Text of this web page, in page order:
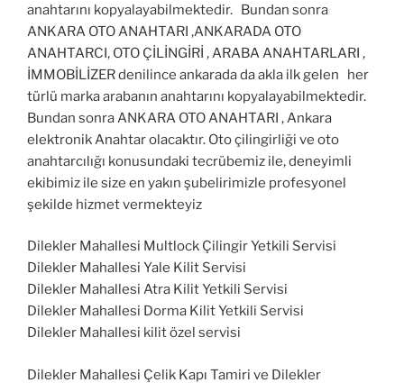
anahtarını kopyalayabilmektedir. Bundan sonra
ANKARA OTO ANAHTARI ,ANKARADA OTO
ANAHTARCI, OTO ÇİLİNGİRİ , ARABA ANAHTARLARI ,
İMMOBİLİZER denilince ankarada da akla ilk gelen her
türlü marka arabanın anahtarını kopyalayabilmektedir.
Bundan sonra ANKARA OTO ANAHTARI , Ankara
elektronik Anahtar olacaktır. Oto çilingirliği ve oto
anahtarcılığı konusundaki tecrübemiz ile, deneyimli
ekibimiz ile size en yakın şubelirimizle profesyonel
şekilde hizmet vermekteyiz
Dilekler Mahallesi Multlock Çilingir Yetkili Servisi
Dilekler Mahallesi Yale Kilit Servisi
Dilekler Mahallesi Atra Kilit Yetkili Servisi
Dilekler Mahallesi Dorma Kilit Yetkili Servisi
Dilekler Mahallesi kilit özel servisi
Dilekler Mahallesi Çelik Kapı Tamiri ve Dilekler